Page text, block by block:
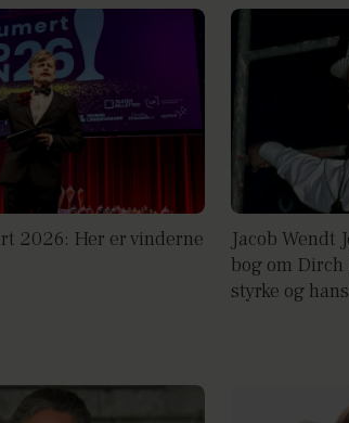
2026: Her er vinderne
Jacob Wendt
bog om Dirch
styrke og